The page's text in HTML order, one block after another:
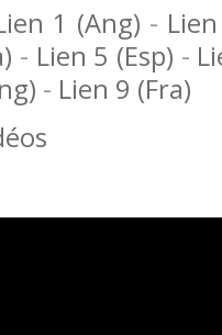
1 (Ang) -
- Lien 5 (Esp) -
- Lien 9 (Fra)